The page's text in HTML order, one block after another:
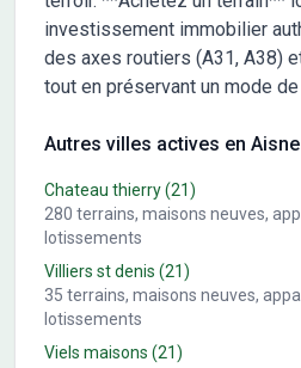
investissement immobilier
des axes routiers (A31, A38)
tout en préservant un mode
Autres villes actives en
Chateau thierry(21)
280 terrains, maisons neuves,
lotissements
Villiers st denis (21)
35 terrains, maisons neuves,
lotissements
Viels maisons (21)